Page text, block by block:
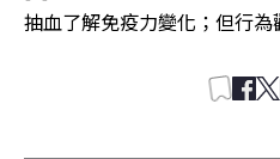
抽血了解免疫力變化；但行為